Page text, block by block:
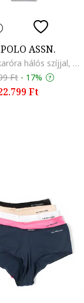
ASSN.
Szögletes karóra hálós szíjjal, Ezüstszín
Ft - 17%
Ft